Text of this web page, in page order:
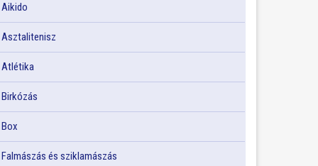
Aikido
Asztalitenisz
Atlétika
Birkózás
Box
Falmászás és sziklamászás